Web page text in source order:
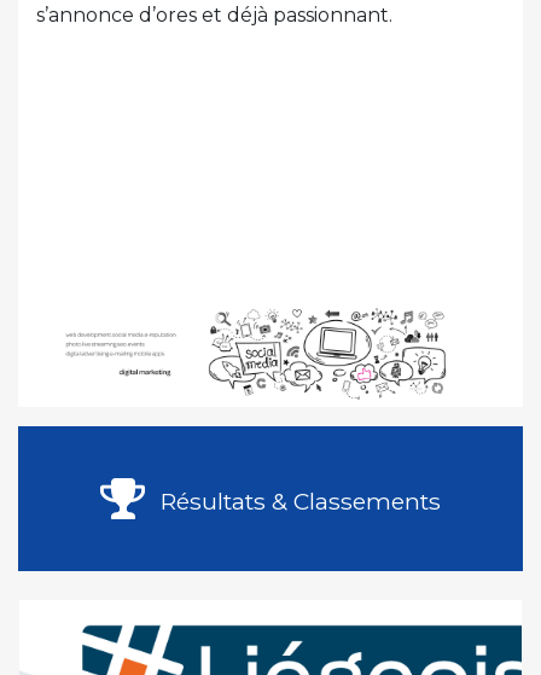
s’annonce d’ores et déjà passionnant.
Résultats & Classements